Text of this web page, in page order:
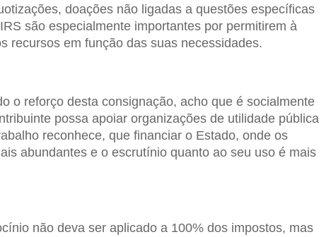
doações não ligadas a questões específicas
são especialmente importantes por permitirem à
recursos em função das suas necessidades.
o reforço desta consignação, acho que é socialmente
possa apoiar organizações de utilidade pública
reconhece, que financiar o Estado, onde os
abundantes e o escrutínio quanto ao seu uso é mais
não deva ser aplicado a 100% dos impostos, mas